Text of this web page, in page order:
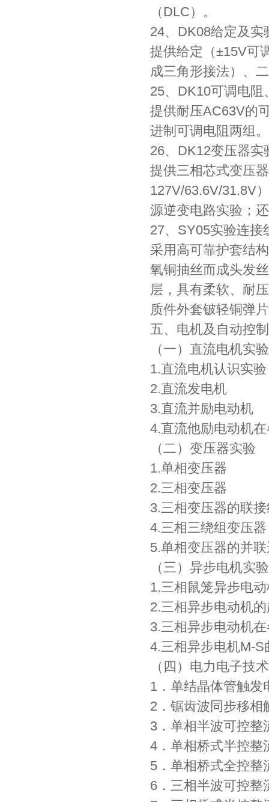
（DLC）。
24、DK08给定及实
提供给定（±15V可
成三角形接法）、
25、DK10可调电阻
提供耐压AC63V的
进制可调电阻两组。
26、DK12变压器实
提供三相芯式变压
127V/63.6V/31.8V
源逆变电路实验；
27、SY05实验连接
采用高可靠护套结
氧铜抽丝而成头发
层，具有柔软、耐
质件外套铍轻铜弹
五、电机及自动控
（一）直流电机实验
1.直流电机认识实验
2.直流发电机
3.直流并励电动机
4.直流他励电动机
（二）变压器实验
1.单相变压器
2.三相变压器
3.三相变压器的联
4.三相三绕组变压器
5.单相变压器的并
（三）异步电机实验
1.三相鼠笼异步电
2.三相异步电动机
3.三相异步电动机
4.三相异步电机M-S
（四）电力电子技
1．单结晶体管触发
2．锯齿波同步移相
3．单相半波可控整
4．单相桥式半控整
5．单相桥式全控整
6．三相半波可控整